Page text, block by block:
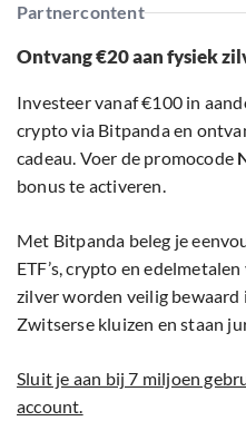
Partnercontent
Ontvang €20 aan fysiek
Investeer vanaf €100 in
crypto via Bitpanda en
cadeau. Voer de promocode
bonus te activeren.
Met Bitpanda beleg je
ETF’s, crypto en
zilver worden veilig bewaard
Zwitserse kluizen en staan
Sluit je aan bij 7 miljoen
account.